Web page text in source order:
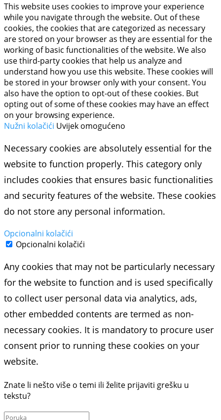
This website uses cookies to improve your experience
while you navigate through the website. Out of these
cookies, the cookies that are categorized as necessary
are stored on your browser as they are essential for the
working of basic functionalities of the website. We also
use third-party cookies that help us analyze and
understand how you use this website. These cookies will
be stored in your browser only with your consent. You
also have the option to opt-out of these cookies. But
opting out of some of these cookies may have an effect
on your browsing experience.
Nužni kolačići Uvijek omogućeno
Necessary cookies are absolutely essential for the
website to function properly. This category only
includes cookies that ensures basic functionalities
and security features of the website. These cookies
do not store any personal information.
Opcionalni kolačići
Opcionalni kolačići
Any cookies that may not be particularly necessary
for the website to function and is used specifically
to collect user personal data via analytics, ads,
other embedded contents are termed as non-
necessary cookies. It is mandatory to procure user
consent prior to running these cookies on your
website.
Znate li nešto više o temi ili želite prijaviti grešku u
tekstu?